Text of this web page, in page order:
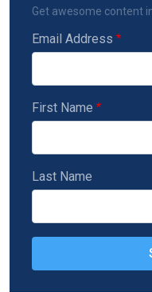
Get awesome content
Email Address
First Name
Last Name